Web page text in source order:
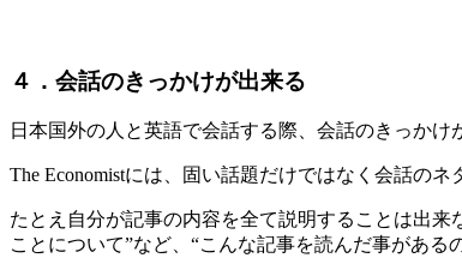
４．会話のきっかけが出来る
日本国外の人と英語で会話する際、会話のきっかけ
The Economistには、固い話題だけではなく会話のネ
たとえ自分が記事の内容を全て説明することは出
ことについて”など、“こんな記事を読んだ事がある